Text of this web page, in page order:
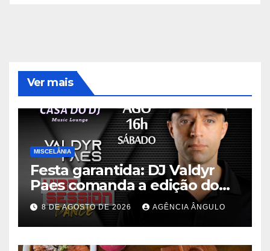
Ver mais
MISCELÂNIA
Festa garantida: DJ Valdyr
Paes comanda a edição do
programa “Vibe Session
Dance” neste sábado
8 DE AGOSTO DE 2026 AGÊNCIA ÂNGULO